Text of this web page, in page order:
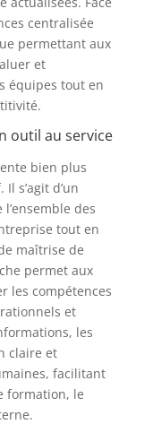
centralisée
permettant aux
et
équipes tout en
outil au service
bien plus
s’agit d’un
des
tout en
maîtrise de
permet aux
les compétences
et
les
claire et
facilitant
formation, le